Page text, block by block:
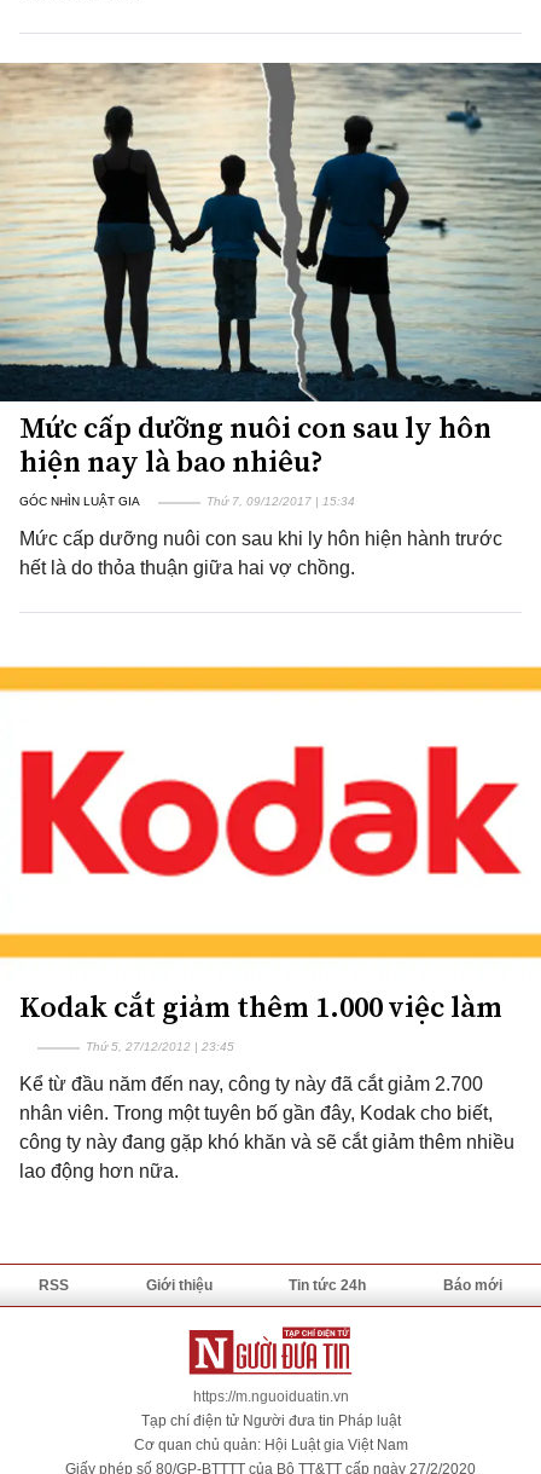
Mức cấp dưỡng nuôi con sau ly hôn
hiện nay là bao nhiêu?
GÓC NHÌN LUẬT GIA Thứ 7, 09/12/2017 | 15:34
Mức cấp dưỡng nuôi con sau khi ly hôn hiện hành trước
hết là do thỏa thuận giữa hai vợ chồng.
Kodak cắt giảm thêm 1.000 việc làm
Thứ 5, 27/12/2012 | 23:45
Kể từ đầu năm đến nay, công ty này đã cắt giảm 2.700
nhân viên. Trong một tuyên bố gần đây, Kodak cho biết,
công ty này đang gặp khó khăn và sẽ cắt giảm thêm nhiều
lao động hơn nữa.
RSS Giới thiệu Tin tức 24h Báo mới
https://m.nguoiduatin.vn
Tạp chí điện tử Người đưa tin Pháp luật
Cơ quan chủ quản: Hội Luật gia Việt Nam
Giấy phép số 80/GP-BTTTT của Bộ TT&TT cấp ngày 27/2/2020